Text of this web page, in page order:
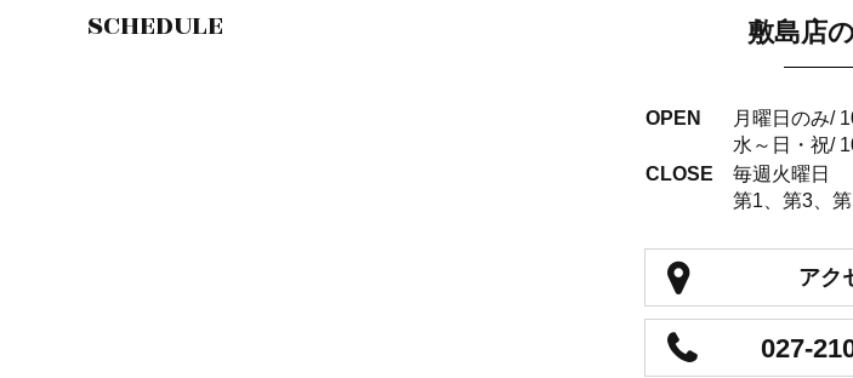
SCHEDULE 敷島店
OPEN
月曜日のみ/
水～日・祝/
CLOSE
毎週火曜日
第1、第3、
アク
027-